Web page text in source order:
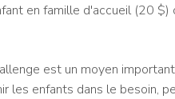
en famille d'accueil (20
est un moyen
les enfants dans le besoin,